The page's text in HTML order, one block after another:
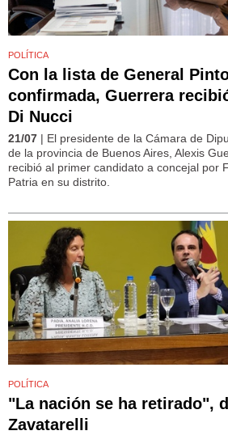
POLÍTICA
Con la lista de General
confirmada, Guerrera
Di Nucci
21/07 | El presidente de la Cámara de
de la provincia de Buenos Aires, Alexis
recibió al primer candidato a concejal por
Patria en su distrito.
POLÍTICA
"La nación se ha retirado",
Zavatarelli